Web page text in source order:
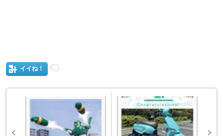
イイね！